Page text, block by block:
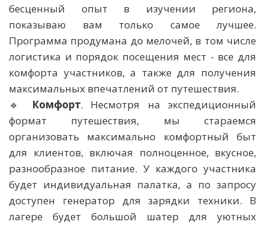
бесценный опыт в изучении региона,
показываю вам только самое лучшее.
Программа продумана до мелочей, в том числе
логистика и порядок посещения мест - все для
комфорта участников, а также для получения
максимальных впечатлений от путешествия.
🔹 Комфорт. Несмотря на экспедиционный
формат путешествия, мы стараемся
организовать максимально комфортный быт
для клиентов, включая полноценное, вкусное,
разнообразное питание. У каждого участника
будет индивидуальная палатка, а по запросу
доступен генератор для зарядки техники. В
лагере будет большой шатер для уютных